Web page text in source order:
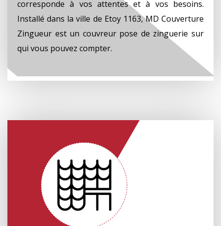
corresponde à vos attentes et à vos besoins.
Installé dans la ville de Etoy 1163, MD Couverture
Zingueur est un couvreur pose de zinguerie sur
qui vous pouvez compter.